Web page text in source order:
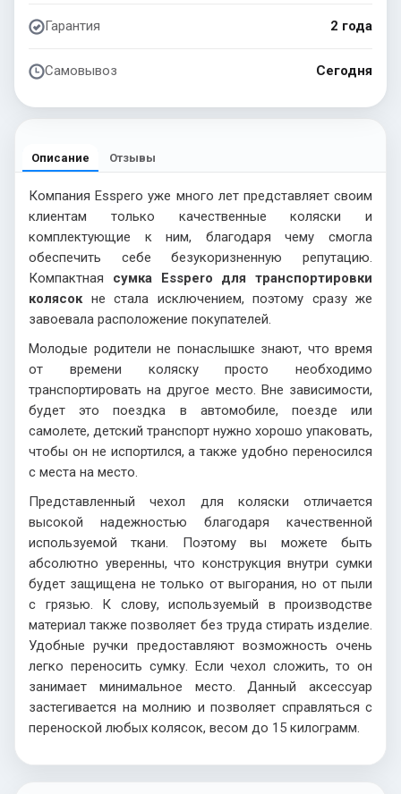
Гарантия 2 года
Самовывоз Сегодня
Описание Отзывы
Компания Esspero уже много лет представляет своим
клиентам только качественные коляски и
комплектующие к ним, благодаря чему смогла
обеспечить себе безукоризненную репутацию.
Компактная сумка Esspero для транспортировки
колясокне стала исключением, поэтому сразу же
завоевала расположение покупателей.
Молодые родители не понаслышке знают, что время
от времени коляску просто необходимо
транспортировать на другое место. Вне зависимости,
будет это поездка в автомобиле, поезде или
самолете, детский транспорт нужно хорошо упаковать,
чтобы он не испортился, а также удобно переносился
с места на место.
Представленный чехол для коляски отличается
высокой надежностью благодаря качественной
используемой ткани. Поэтому вы можете быть
абсолютно уверенны, что конструкция внутри сумки
будет защищена не только от выгорания, но от пыли
с грязью. К слову, используемый в производстве
материал также позволяет без труда стирать изделие.
Удобные ручки предоставляют возможность очень
легко переносить сумку. Если чехол сложить, то он
занимает минимальное место. Данный аксессуар
застегивается на молнию и позволяет справляться с
переноской любых колясок, весом до 15 килограмм.